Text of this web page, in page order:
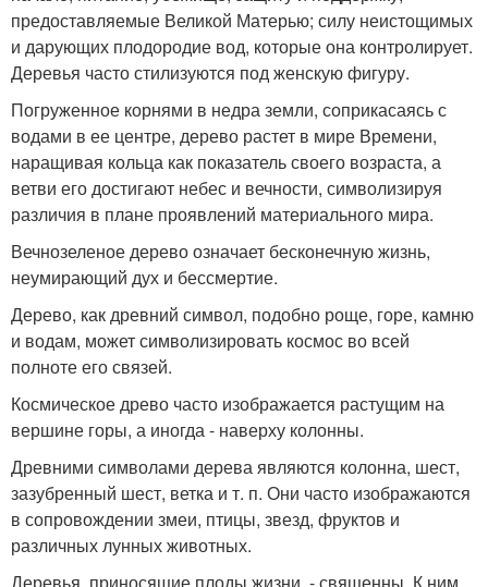
предоставляемые Великой Матерью; силу неистощимых
и дарующих плодородие вод, которые она контролирует.
Деревья часто стилизуются под женскую фигуру.
Погруженное корнями в недра земли, соприкасаясь с
водами в ее центре, дерево растет в мире Времени,
наращивая кольца как показатель своего возраста, а
ветви его достигают небес и вечности, символизируя
различия в плане проявлений материального мира.
Вечнозеленое дерево означает бесконечную жизнь,
неумирающий дух и бессмертие.
Дерево, как древний символ, подобно роще, горе, камню
и водам, может символизировать космос во всей
полноте его связей.
Космическое древо часто изображается растущим на
вершине горы, а иногда - наверху колонны.
Древними символами дерева являются колонна, шест,
зазубренный шест, ветка и т. п. Они часто изображаются
в сопровождении змеи, птицы, звезд, фруктов и
различных лунных животных.